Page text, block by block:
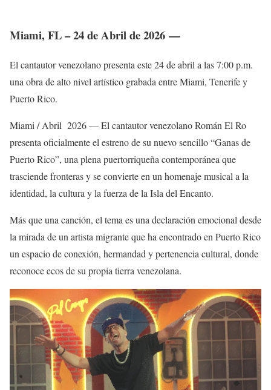
Miami, FL – 24 de Abril de 2026 —
El cantautor venezolano presenta este 24 de abril a las 7:00 p.m.
una obra de alto nivel artístico grabada entre Miami, Tenerife y
Puerto Rico.
Miami / Abril 2026 — El cantautor venezolano Román El Ro
presenta oficialmente el estreno de su nuevo sencillo “Ganas de
Puerto Rico”, una plena puertorriqueña contemporánea que
trasciende fronteras y se convierte en un homenaje musical a la
identidad, la cultura y la fuerza de la Isla del Encanto.
Más que una canción, el tema es una declaración emocional desde
la mirada de un artista migrante que ha encontrado en Puerto Rico
un espacio de conexión, hermandad y pertenencia cultural, donde
reconoce ecos de su propia tierra venezolana.